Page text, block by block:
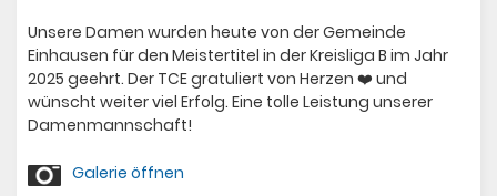
Unsere Damen wurden heute von der Gemeinde
Einhausen für den Meistertitel in der Kreisliga B im Jahr
2025 geehrt. Der TCE gratuliert von Herzen ❤️ und
wünscht weiter viel Erfolg. Eine tolle Leistung unserer
Damenmannschaft!
Galerie öffnen